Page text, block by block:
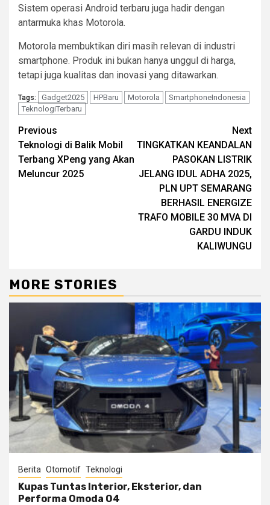
Sistem operasi Android terbaru juga hadir dengan
antarmuka khas Motorola.
Motorola membuktikan diri masih relevan di industri
smartphone. Produk ini bukan hanya unggul di harga,
tetapi juga kualitas dan inovasi yang ditawarkan.
Tags: Gadget2025 HPBaru Motorola
SmartphoneIndonesia
TeknologiTerbaru
Continue
Reading
Previous
Teknologi di Balik Mobil
Terbang XPeng yang Akan
Meluncur 2025
Next
TINGKATKAN KEANDALAN
PASOKAN LISTRIK
JELANG IDUL ADHA 2025,
PLN UPT SEMARANG
BERHASIL ENERGIZE
TRAFO MOBILE 30 MVA DI
GARDU INDUK
KALIWUNGU
MORE STORIES
Berita Otomotif Teknologi
Kupas Tuntas Interior, Eksterior, dan
Performa Omoda O4